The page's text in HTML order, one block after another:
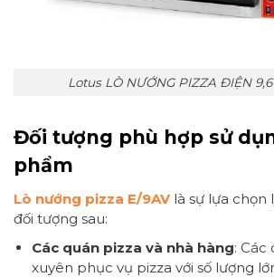
Lotus LÒ NƯỚNG PIZZA ĐIỆN
Đối tượng phù hợp sử
phẩm
Lò nướng pizza E/9AV là sự lựa chọn
đối tượng sau:
Các quán pizza và nhà hàng: Các
xuyên phục vụ pizza với số lượng